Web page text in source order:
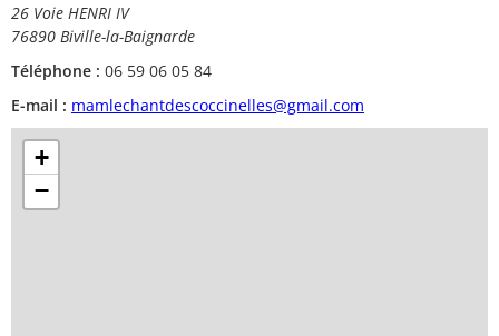
26 Voie HENRI IV
76890 Biville-la-Baignarde
Téléphone : 06 59 06 05 84
E-mail : mamlechantdescoccinelles@gmail.com
+
−